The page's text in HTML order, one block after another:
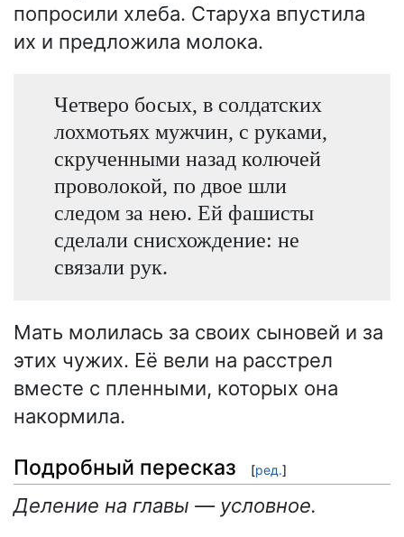
попросили хлеба. Старуха впустила
их и предложила молока.
Четверо босых, в солдатских
лохмотьях мужчин, с руками,
скрученными назад колючей
проволокой, по двое шли
следом за нею. Ей фашисты
сделали снисхождение: не
связали рук.
Мать молилась за своих сыновей и за
этих чужих. Её вели на расстрел
вместе с пленными, которых она
накормила.
Подробный пересказ [ред.]
Деление на главы — условное.